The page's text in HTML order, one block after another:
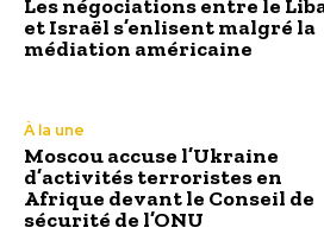
Les négociations entre le
et Israël s’enlisent malgré la
médiation américaine
À la une
Moscou accuse l’Ukraine
d’activités terroristes en
Afrique devant le Conseil de
sécurité de l’ONU